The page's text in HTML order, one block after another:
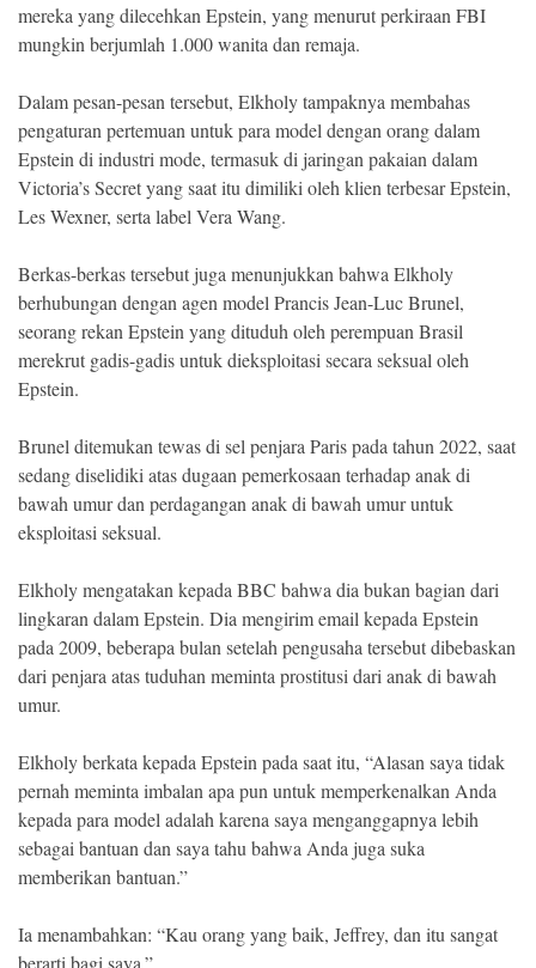
mereka yang dilecehkan Epstein, yang menurut perkiraan FBI
mungkin berjumlah 1.000 wanita dan remaja.
Dalam pesan-pesan tersebut, Elkholy tampaknya membahas
pengaturan pertemuan untuk para model dengan orang dalam
Epstein di industri mode, termasuk di jaringan pakaian dalam
Victoria’s Secret yang saat itu dimiliki oleh klien terbesar Epstein,
Les Wexner, serta label Vera Wang.
Berkas-berkas tersebut juga menunjukkan bahwa Elkholy
berhubungan dengan agen model Prancis Jean-Luc Brunel,
seorang rekan Epstein yang dituduh oleh perempuan Brasil
merekrut gadis-gadis untuk dieksploitasi secara seksual oleh
Epstein.
Brunel ditemukan tewas di sel penjara Paris pada tahun 2022, saat
sedang diselidiki atas dugaan pemerkosaan terhadap anak di
bawah umur dan perdagangan anak di bawah umur untuk
eksploitasi seksual.
Elkholy mengatakan kepada BBC bahwa dia bukan bagian dari
lingkaran dalam Epstein. Dia mengirim email kepada Epstein
pada 2009, beberapa bulan setelah pengusaha tersebut dibebaskan
dari penjara atas tuduhan meminta prostitusi dari anak di bawah
umur.
Elkholy berkata kepada Epstein pada saat itu, “Alasan saya tidak
pernah meminta imbalan apa pun untuk memperkenalkan Anda
kepada para model adalah karena saya menganggapnya lebih
sebagai bantuan dan saya tahu bahwa Anda juga suka
memberikan bantuan.”
Ia menambahkan: “Kau orang yang baik, Jeffrey, dan itu sangat
berarti bagi saya.”